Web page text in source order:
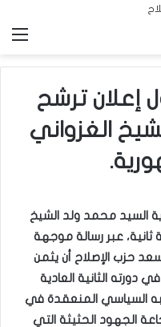
إعلان ترشح
الغزواني
السيد محمد ولد الشيخ
ثانية، عبر رسالة موجهة
حزب الإصلاح أن يثمن
الثانية العادية
السياسي المنعقدة في
الجهود الحثيثة التي